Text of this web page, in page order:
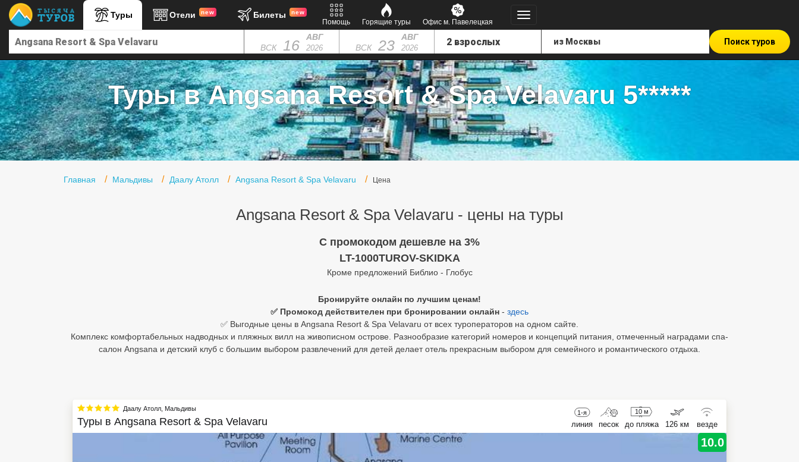
Туры Отели new Билеты new
Помощь Горящие туры Офис м. Павелецкая
ВСК 16 АВГ
2026 ВСК 23 АВГ
2026
Поиск туров
Туры в Angsana Resort & Spa Velavaru 5*****
Главная Мальдивы Даалу Атолл Angsana Resort & Spa Velavaru Цена
Angsana Resort & Spa Velavaru - цены на туры
C промокодом дешевле на 3%
LT-1000TUROV-SKIDKA
Кроме предложений Библио - Глобус
Бронируйте онлайн по лучшим ценам!
✅ Промокод действителен при бронировании онлайн - здесь
✅ Выгодные цены в Angsana Resort & Spa Velavaru от всех туроператоров на одном сайте.
Комплекс комфортабельных надводных и пляжных вилл на живописном острове. Разнообразие категорий номеров и концепций питания, отмеченный наградами спа-
салон Angsana и детский клуб с большим выбором развлечений для детей делает отель прекрасным выбором для семейного и романтического отдыха.
Даалу Атолл, Мальдивы
Туры в Angsana Resort & Spa Velavaru
1-я
линия песок
10 м
до пляжа 126 км везде
10.0
Главная
Туры в Турцию
Туры в Египет
Туры в ОАЭ
Офис г. Москва
Северный Гоа